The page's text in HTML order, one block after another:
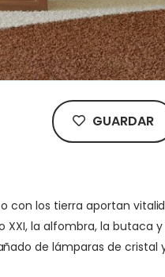
GUARDAR
con los tierra aportan
la alfombra, la butaca
de lámparas de cristal